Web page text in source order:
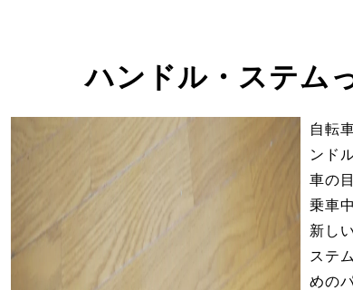
ハンドル・ステム
自転
ンド
車の
乗車
新し
ステ
めの